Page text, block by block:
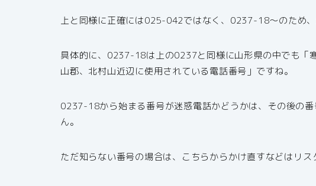
上と同様に正確には025-042ではなく、0237-18〜のため、
具体的に、0237-18は上の0237と同様に山形県の中でも「
山郡、北村山近辺に使用されている電話番号」ですね。
0237-18から始まる番号が迷惑電話かどうかは、その後の
ん。
ただ知らない番号の場合は、こちらからかけ直すなどはリス